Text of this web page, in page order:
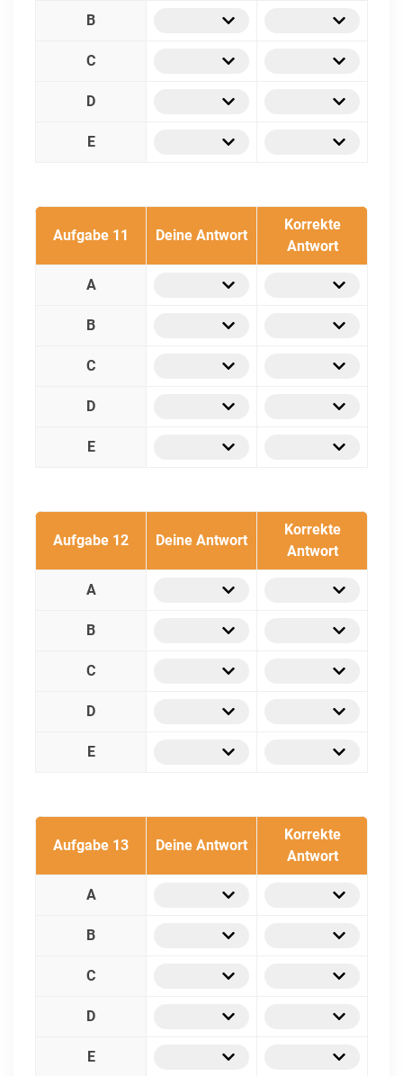
B
C
D
E
Aufgabe 11 Deine Antwort
Korrekte
Antwort
A
B
C
D
E
Aufgabe 12 Deine Antwort
Korrekte
Antwort
A
B
C
D
E
Aufgabe 13 Deine Antwort
Korrekte
Antwort
A
B
C
D
E